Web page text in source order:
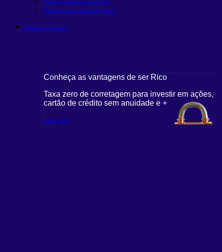
Comprar ou alugar um carro?
Simulação de patrimônio futuro
Análises e Estudos
Conheça as vantagens de ser Rico
Taxa zero de corretagem para investir em ações,
cartão de crédito sem anuidade e +
Saiba mais